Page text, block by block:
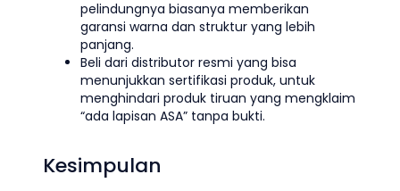
pelindungnya biasanya memberikan
garansi warna dan struktur yang lebih
panjang.
Beli dari distributor resmi yang bisa
menunjukkan sertifikasi produk, untuk
menghindari produk tiruan yang mengklaim
“ada lapisan ASA” tanpa bukti.
Kesimpulan